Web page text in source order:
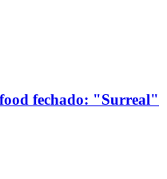
fechado: "Surreal"